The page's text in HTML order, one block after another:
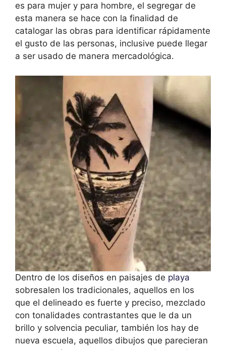
es para mujer y para hombre, el segregar de
esta manera se hace con la finalidad de
catalogar las obras para identificar rápidamente
el gusto de las personas, inclusive puede llegar
a ser usado de manera mercadológica.
Dentro de los diseños en paisajes de playa
sobresalen los tradicionales, aquellos en los
que el delineado es fuerte y preciso, mezclado
con tonalidades contrastantes que le da un
brillo y solvencia peculiar, también los hay de
nueva escuela, aquellos dibujos que parecieran